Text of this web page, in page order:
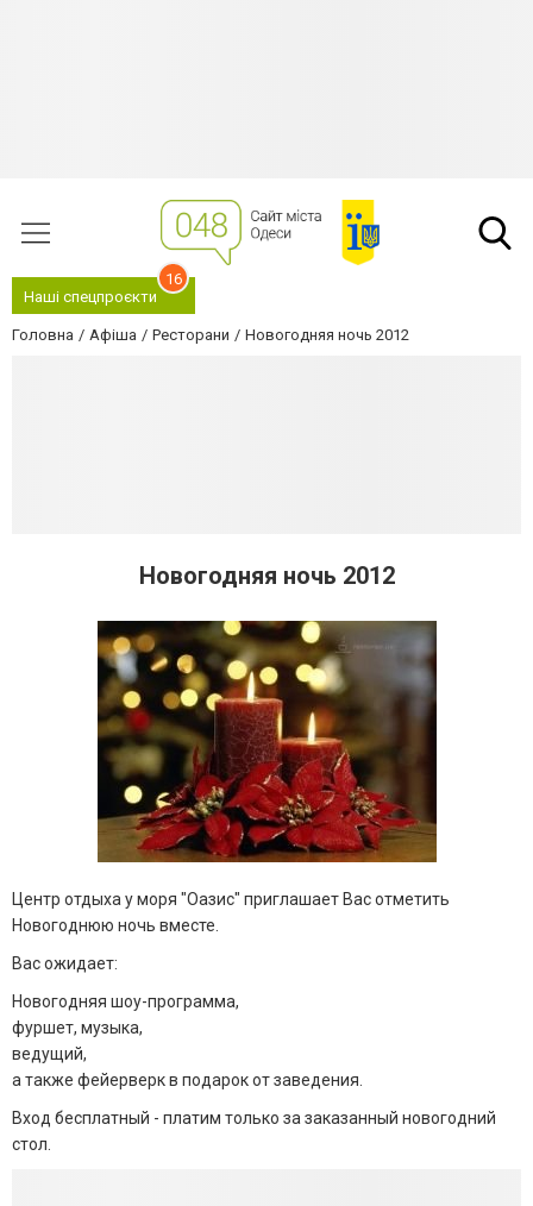
Наші спецпроєкти
16
Головна Афіша Ресторани Новогодняя ночь 2012
Новогодняя ночь 2012
Центр отдыха у моря "Оазис" приглашает Вас отметить
Новогоднюю ночь вместе.
Вас ожидает:
Новогодняя шоу-программа,
фуршет, музыка,
ведущий,
а также фейерверк в подарок от заведения.
Вход бесплатный - платим только за заказанный новогодний
стол.